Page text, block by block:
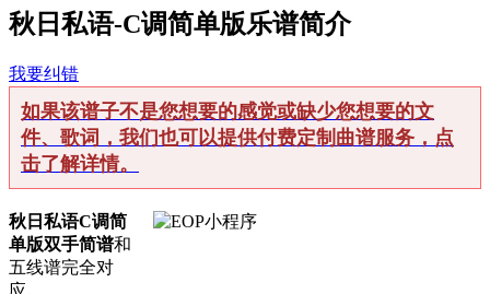
秋日私语-C调简单版乐谱简介
我要纠错
如果该谱子不是您想要的感觉或缺少您想要的文
件、歌词，我们也可以提供付费定制曲谱服务，点
击了解详情。
秋日私语C调简
单版双手简谱和
五线谱完全对